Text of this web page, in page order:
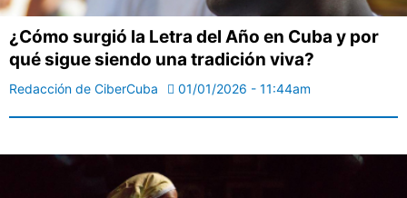
¿Cómo surgió la Letra del Año en Cuba y por
qué sigue siendo una tradición viva?
Redacción de CiberCuba 01/01/2026 - 11:44am